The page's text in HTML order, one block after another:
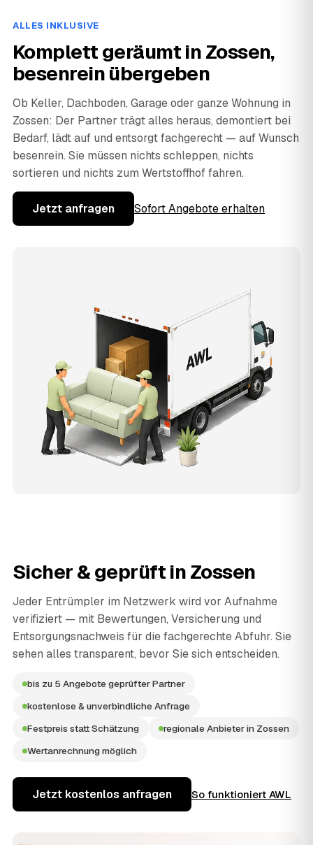
ALLES INKLUSIVE
Komplett geräumt in Zossen,
besenrein übergeben
Ob Keller, Dachboden, Garage oder ganze Wohnung in
Zossen: Der Partner trägt alles heraus, demontiert bei
Bedarf, lädt auf und entsorgt fachgerecht — auf Wunsch
besenrein. Sie müssen nichts schleppen, nichts
sortieren und nichts zum Wertstoffhof fahren.
Jetzt anfragen Sofort Angebote erhalten
Sicher & geprüft inZossen
Jeder Entrümpler im Netzwerk wird vor Aufnahme
verifiziert — mit Bewertungen, Versicherung und
Entsorgungsnachweis für die fachgerechte Abfuhr. Sie
sehen alles transparent, bevor Sie sich entscheiden.
bis zu 5 Angebote geprüfter Partner
kostenlose & unverbindliche Anfrage
Festpreis statt Schätzung
regionale Anbieter in Zossen
Wertanrechnung möglich
Jetzt kostenlos anfragen So funktioniert AWL